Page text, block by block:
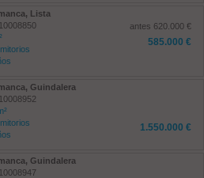
Lista
antes 620.000 €
585.000 €
Guindalera
1.550.000 €
Guindalera